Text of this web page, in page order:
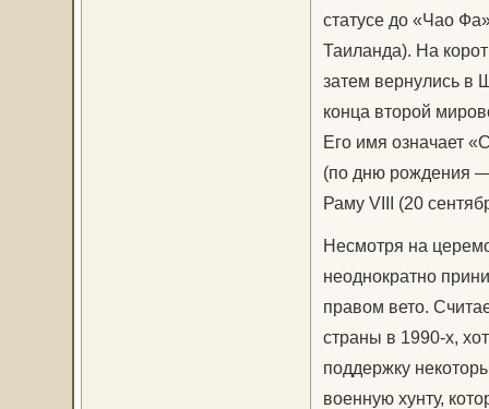
статусе до «Чао
Таиланда). На
затем вернулись в
конца второй
Его имя означает
(по дню рождения —
Раму VIII (20
Несмотря на
неоднократно
правом вето.
страны в 1990-х,
поддержку
военную хунту,